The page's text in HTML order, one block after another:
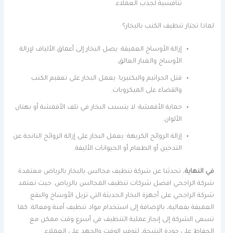
تنافسية لجذب العملاء.
لماذا تختار تنظيف الكنب بالبخار؟
إزالة الأوساخ العميقة: يصل البخار إلى أعماق الألياف لإزالة
الأوساخ والغبار العالق.
قتل الجراثيم والبكتيريا: يعمل البخار على تعقيم الكنب
والقضاء على الميكروبات.
حماية الأقمشة: لا يتسبب البخار في تلف الأقمشة أو بهتان
الألوان.
إزالة الروائح الكريهة: يعمل البخار على إزالة الروائح الناتجة عن
التدخين أو الطعام أو الحيوانات الأليفة.
في النهاية، تحدثنا عن شركة تنظيف مجالس بالبخار بالرياض معتمدة
شركة الراجحي افضل شركات تنظيف المجالس بالرياض. حيث تعتمد
شركة الراجحي على أجهزة البخار الحديثة التي تزيل الأوساخ والبقع
العميقة بفعالية، بالإضافة إلى استخدام مواد تنظيف آمنة وفعالة. كما
تسعى الشركة إلى إنجاز عملية التنظيف في أسرع وقت ممكن مع